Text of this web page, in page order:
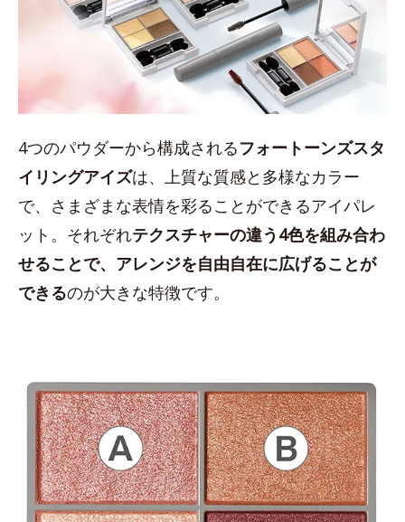
4つのパウダーから構成されるフォートーンズスタ
イリングアイズは、上質な質感と多様なカラー
で、さまざまな表情を彩ることができるアイパレ
ット。それぞれテクスチャーの違う4色を組み合わ
せることで、アレンジを自由自在に広げることが
できるのが大きな特徴です。